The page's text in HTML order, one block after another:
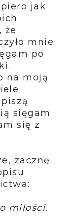
jak
że
mnie
po
na moją
sięgam
się z
zacznę
miłości.